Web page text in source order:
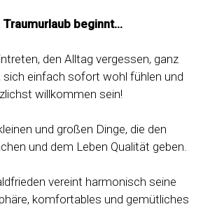
Traumurlaub beginnt…
den Alltag vergessen, ganz
sich einfach sofort wohl fühlen und
willkommen sein!
und großen Dinge, die den
und dem Leben Qualität geben.
vereint harmonisch seine
komfortables und gemütliches